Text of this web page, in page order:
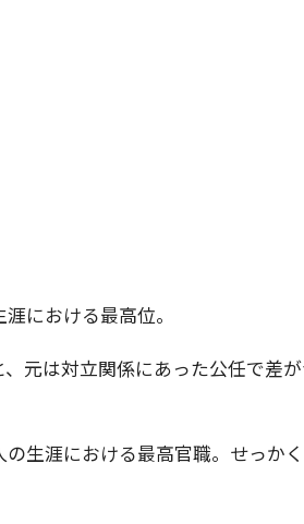
における最高位。
元は対立関係にあった公任で差
生涯における最高官職。せっか